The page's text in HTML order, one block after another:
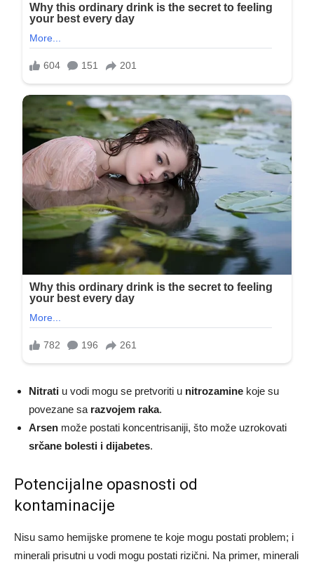
Nitrati u vodi mogu se pretvoriti u nitrozamine koje su
povezane sa razvojem raka.
Arsen može postati koncentrisaniji, što može uzrokovati
srčane bolesti i dijabetes.
Potencijalne opasnosti od
kontaminacije
Nisu samo hemijske promene te koje mogu postati problem; i
minerali prisutni u vodi mogu postati rizični. Na primer, minerali